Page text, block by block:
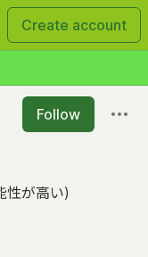
Create account
Follow
性が高い)